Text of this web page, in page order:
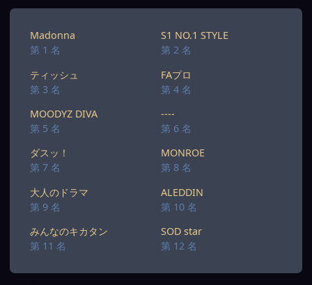
Madonna
第 1 名
S1 NO.1 STYLE
第 2 名
ティッシュ
第 3 名
FAプロ
第 4 名
MOODYZ DIVA
第 5 名
----
第 6 名
ダスッ！
第 7 名
MONROE
第 8 名
大人のドラマ
第 9 名
ALEDDIN
第 10 名
みんなのキカタン
第 11 名
SOD star
第 12 名